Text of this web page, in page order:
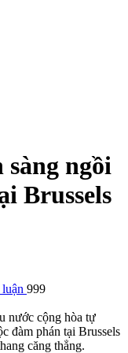
sàng ngồi
Brussels
999
nước cộng hòa tự
đàm phán tại Brussels
căng thẳng.